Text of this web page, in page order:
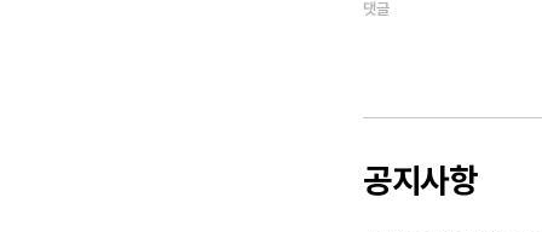
댓글
공지사항